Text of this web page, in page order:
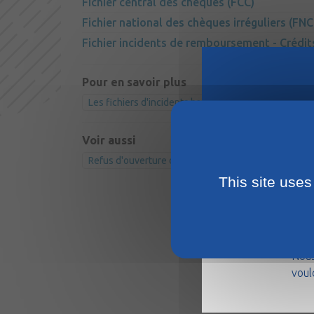
Fichier national des chèques irréguliers
Fichier incidents de remboursement -
Pour en savoir plus
Les fichiers d'incidents bancaires FAQ sur les
Voir aussi
Refus d'ouverture de compte bancaire : droit au
La
This site